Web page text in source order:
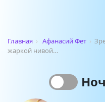
Главная › Афанасий Фет ›
жаркой нивой…